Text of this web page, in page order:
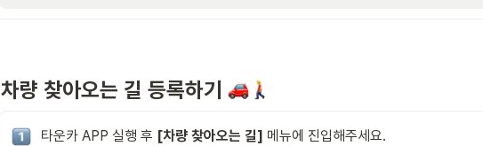
차량 찾아오는 길 등록하기
타운카 APP 실행 후 [차량 찾아오는 길] 메뉴에 진입해주세요.